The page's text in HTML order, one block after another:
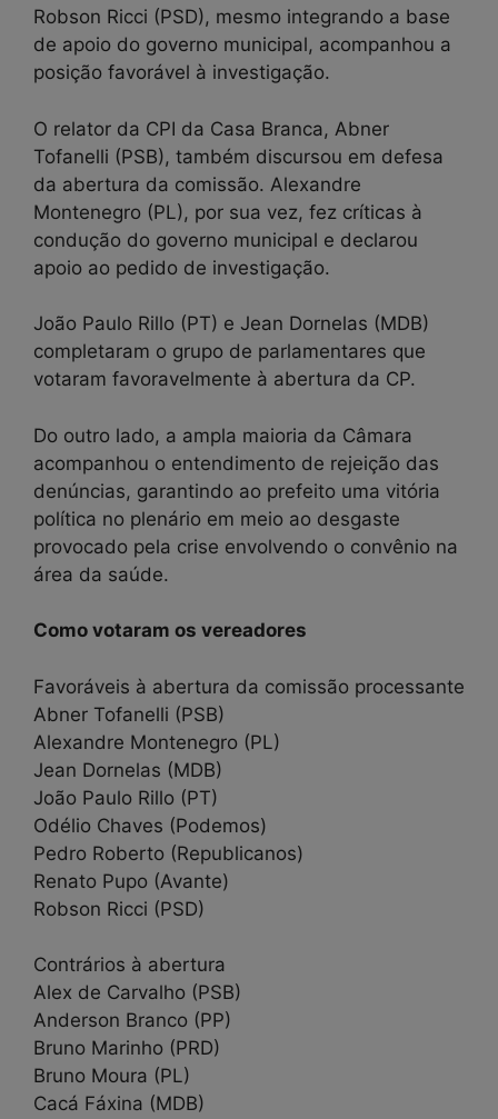
Robson Ricci (PSD), mesmo integrando a base
de apoio do governo municipal, acompanhou a
posição favorável à investigação.
O relator da CPI da Casa Branca, Abner
Tofanelli (PSB), também discursou em defesa
da abertura da comissão. Alexandre
Montenegro (PL), por sua vez, fez críticas à
condução do governo municipal e declarou
apoio ao pedido de investigação.
João Paulo Rillo (PT) e Jean Dornelas (MDB)
completaram o grupo de parlamentares que
votaram favoravelmente à abertura da CP.
Do outro lado, a ampla maioria da Câmara
acompanhou o entendimento de rejeição das
denúncias, garantindo ao prefeito uma vitória
política no plenário em meio ao desgaste
provocado pela crise envolvendo o convênio na
área da saúde.
Como votaram os vereadores
Favoráveis à abertura da comissão processante
Abner Tofanelli (PSB)
Alexandre Montenegro (PL)
Jean Dornelas (MDB)
João Paulo Rillo (PT)
Odélio Chaves (Podemos)
Pedro Roberto (Republicanos)
Renato Pupo (Avante)
Robson Ricci (PSD)
Contrários à abertura
Alex de Carvalho (PSB)
Anderson Branco (PP)
Bruno Marinho (PRD)
Bruno Moura (PL)
Cacá Fáxina (MDB)